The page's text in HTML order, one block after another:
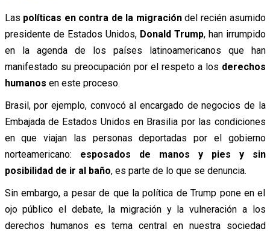
Las políticas en contra de la migracióndel recién asumido
presidente de Estados Unidos, Donald Trump, han irrumpido
en la agenda de los países latinoamericanos que han
manifestado su preocupación por el respeto a los derechos
humanos en este proceso.
Brasil, por ejemplo, convocó al encargado de negocios de la
Embajada de Estados Unidos en Brasilia por las condiciones
en que viajan las personas deportadas por el gobierno
norteamericano: esposados de manos y pies y sin
posibilidad de ir al baño, es parte de lo que se denuncia.
Sin embargo, a pesar de que la política de Trump pone en el
ojo público el debate, la migración y la vulneración a los
derechos humanos es tema central en nuestra sociedad